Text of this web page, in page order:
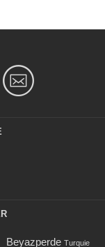
Beyazperde Turquie